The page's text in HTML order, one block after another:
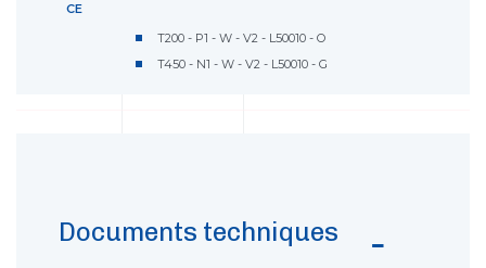
CE
T200 - P1 - W - V2 - L50010 - O
T450 - N1 - W - V2 - L50010 - G
Documents techniques